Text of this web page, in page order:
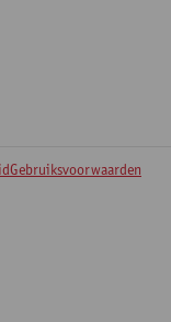
Gebruiksvoorwaarden